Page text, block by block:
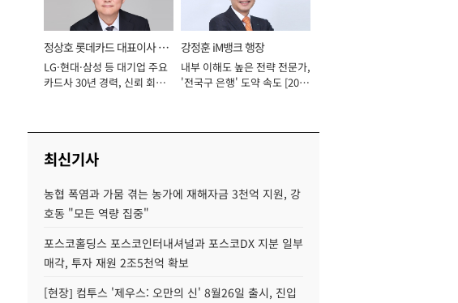
정상호 롯데카드 대표이사 사
장
LG·현대·삼성 등 대기업 주요
카드사 30년 경력, 신뢰 회복
강정훈 iM뱅크 행장
내부 이해도 높은 전략 전문가,
'전국구 은행' 도약 속도 [2026
최신기사
농협 폭염과 가뭄 겪는 농가에 재해자금 3천억 지원, 강
호동 "모든 역량 집중"
포스코홀딩스 포스코인터내셔널과 포스코DX 지분 일부
매각, 투자 재원 2조5천억 확보
[현장] 컴투스 '제우스: 오만의 신' 8월26일 출시, 진입